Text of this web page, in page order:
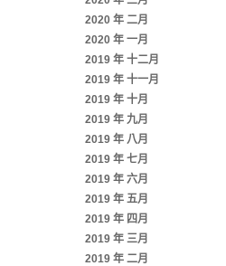
2020 年 二月
2020 年 一月
2019 年 十二月
2019 年 十一月
2019 年 十月
2019 年 九月
2019 年 八月
2019 年 七月
2019 年 六月
2019 年 五月
2019 年 四月
2019 年 三月
2019 年 二月